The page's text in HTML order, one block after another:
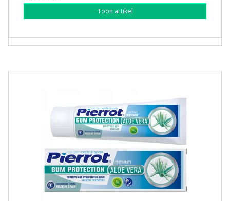
Toon artikel